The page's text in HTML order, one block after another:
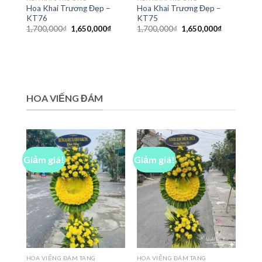
Hoa Khai Trương Đẹp –
KT76
1,700,000₫ Giá
gốc
1,650,000₫Giá
Hoa Khai Trương Đẹp –
KT75
1,700,000₫ Giá
gốc
1,650,000₫Giá
HOA VIẾNG ĐÁM
Giảm giá!
HOA VIẾNG ĐÁM TANG
Giảm giá!
HOA VIẾNG ĐÁM TANG